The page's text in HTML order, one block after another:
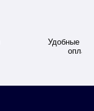
Удобные